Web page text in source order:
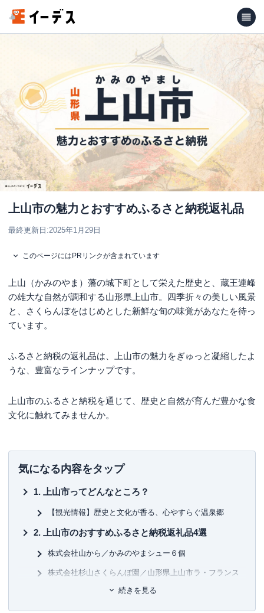
上山市の魅力とおすすめふるさと納税返礼品
最終更新日:2025年1月29日
このページにはPRリンクが含まれています
上山（かみのやま）藩の城下町として栄えた歴史と、蔵王連峰
の雄大な自然が調和する山形県上山市。四季折々の美しい風景
と、さくらんぼをはじめとした新鮮な旬の味覚があなたを待っ
ています。
ふるさと納税の返礼品は、上山市の魅力をぎゅっと凝縮したよ
うな、豊富なラインナップです。
上山市のふるさと納税を通じて、歴史と自然が育んだ豊かな食
文化に触れてみませんか。
気になる内容をタップ
上山市ってどんなところ？
【観光情報】歴史と文化が香る、心やすらぐ温泉郷
上山市のおすすめふるさと納税返礼品4選
株式会社山から／かみのやまシュー６個
株式会社杉山さくらんぼ園／山形県上山市ラ・フランス
をたっぷり練りこんだ果樹園のカヌレ ３個
続きを見る